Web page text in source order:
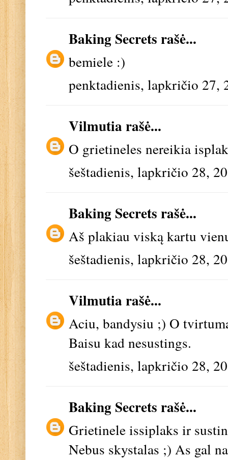
Baking Secrets rašė...
bemiele :)
penktadienis, lapkričio 27,
Vilmutia rašė...
O grietineles nereikia
šeštadienis, lapkričio 28,
Baking Secrets rašė...
Aš plakiau viską kartu
šeštadienis, lapkričio 28,
Vilmutia rašė...
Aciu, bandysiu ;) O
Baisu kad nesustings.
šeštadienis, lapkričio 28,
Baking Secrets rašė...
Grietinele issiplaks ir
Nebus skystalas ;) As gal